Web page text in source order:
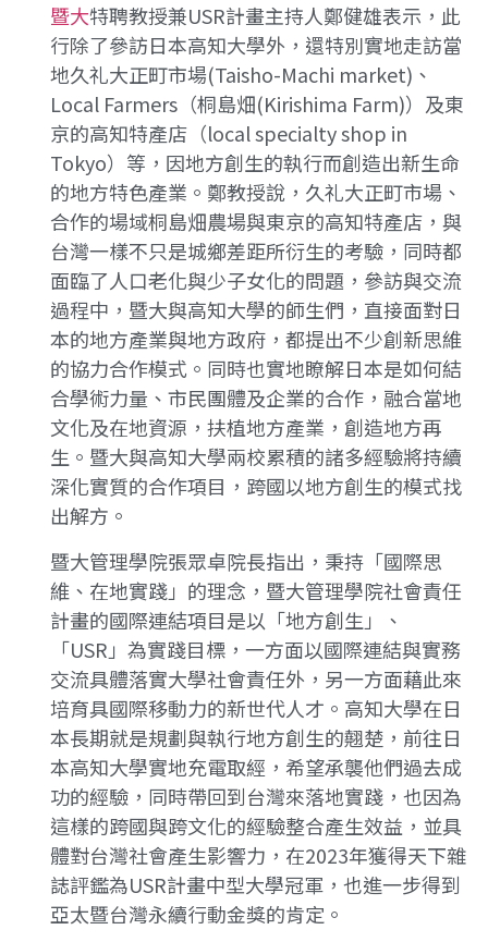
暨大特聘教授兼USR計畫主持人鄭健雄表示，此
行除了參訪日本高知大學外，還特別實地走訪當
地久礼大正町市場(Taisho-Machi market)、
Local Farmers（桐島畑(Kirishima Farm)）及東
京的高知特產店（local specialty shop in
Tokyo）等，因地方創生的執行而創造出新生命
的地方特色產業。鄭教授說，久礼大正町市場、
合作的場域桐島畑農場與東京的高知特產店，與
台灣一樣不只是城鄉差距所衍生的考驗，同時都
面臨了人口老化與少子女化的問題，參訪與交流
過程中，暨大與高知大學的師生們，直接面對日
本的地方產業與地方政府，都提出不少創新思維
的協力合作模式。同時也實地瞭解日本是如何結
合學術力量、市民團體及企業的合作，融合當地
文化及在地資源，扶植地方產業，創造地方再
生。暨大與高知大學兩校累積的諸多經驗將持續
深化實質的合作項目，跨國以地方創生的模式找
出解方。
暨大管理學院張眾卓院長指出，秉持「國際思
維、在地實踐」的理念，暨大管理學院社會責任
計畫的國際連結項目是以「地方創生」、
「USR」為實踐目標，一方面以國際連結與實務
交流具體落實大學社會責任外，另一方面藉此來
培育具國際移動力的新世代人才。高知大學在日
本長期就是規劃與執行地方創生的翹楚，前往日
本高知大學實地充電取經，希望承襲他們過去成
功的經驗，同時帶回到台灣來落地實踐，也因為
這樣的跨國與跨文化的經驗整合產生效益，並具
體對台灣社會產生影響力，在2023年獲得天下雜
誌評鑑為USR計畫中型大學冠軍，也進一步得到
亞太暨台灣永續行動金獎的肯定。